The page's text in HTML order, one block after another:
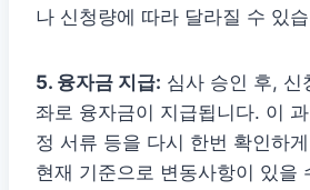
나 신청량에 따라 달라질 수 있
5. 융자금 지급: 심사 승인 후, 신
좌로 융자금이 지급됩니다. 이
정 서류 등을 다시 한번 확인하
현재 기준으로 변동사항이 있을